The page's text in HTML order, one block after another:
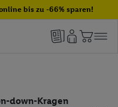
bis zu -66% sparen!
down-Kragen